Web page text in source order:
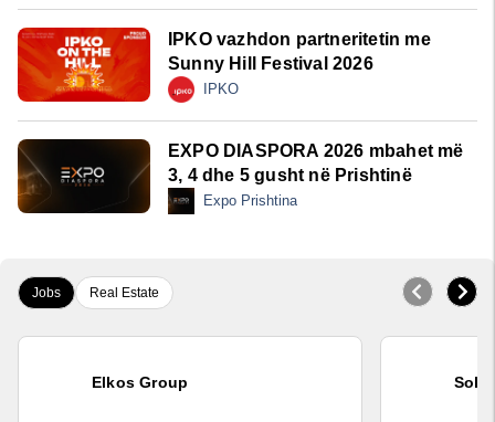
IPKO vazhdon partneritetin me
Sunny Hill Festival 2026
IPKO
EXPO DIASPORA 2026 mbahet më
3, 4 dhe 5 gusht në Prishtinë
Expo Prishtina
Jobs Real Estate
Elkos Group